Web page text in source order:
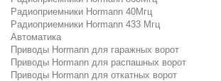
Радиоприемники Hormann 40Мгц
Радиоприемники Hormann 433 Мгц
Автоматика
Приводы Hormann для гаражных ворот
Приводы Hormann для распашных ворот
Приводы Hormann для откатных ворот